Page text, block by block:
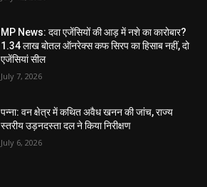
MP News: दवा एजेंसियों की आड़ में नशे का कारोबार?
1.34 लाख बोतल ऑनरेक्स कफ सिरप का हिसाब नहीं, दो
एजेंसियां सील
July 7, 2026
पन्ना: वन क्षेत्र में कथित अवैध खनन की जांच, राज्य
स्तरीय उड़नदस्ता दल ने किया निरीक्षण
July 6, 2026